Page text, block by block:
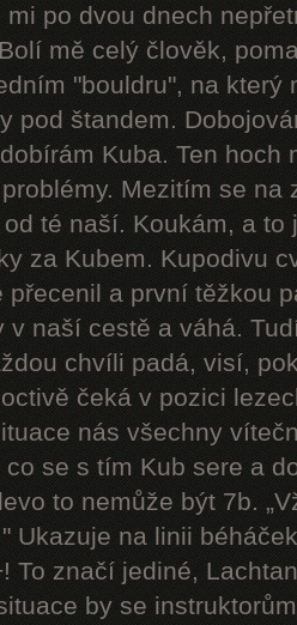
po dvou dnech
mě celý člověk,
"bouldru", na který
pod štandem.
Kuba. Ten hoch
Mezitím se na
té naší. Koukám, a
za Kubem. Kupodivu
přecenil a první těžkou
v naší cestě a váhá.
chvíli padá, visí,
čeká v pozici
nás všechny
se s tím Kub sere a
to nemůže být 7b.
Ukazuje na linii
To značí jediné,
by se